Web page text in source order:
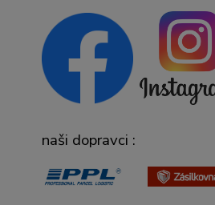
naši dopravci :